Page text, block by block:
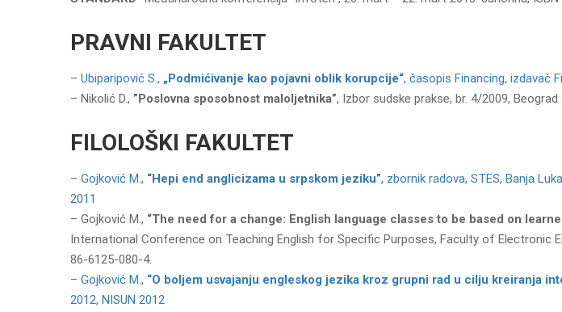
PRAVNI FAKULTET
– Ubiparipović S., „Podmićivanje kao pojavni oblik korupcije“, časopis Financing, izdavač
– Nikolić D., ”Poslovna sposobnost maloljetnika”, Izbor sudske prakse, br. 4/2009, Beograd
FILOLOŠKI FAKULTET
– Gojković M., “Hepi end anglicizama u srpskom jeziku”, zbornik radova, STES, Banja
2011
– Gojković M., “The need for a change: English language classes to be based on
International Conference on Teaching English for Specific Purposes, Faculty of Electronic
86-6125-080-4.
– Gojković M., “O boljem usvajanju engleskog jezika kroz grupni rad u cilju kreiranja
2012, NISUN 2012